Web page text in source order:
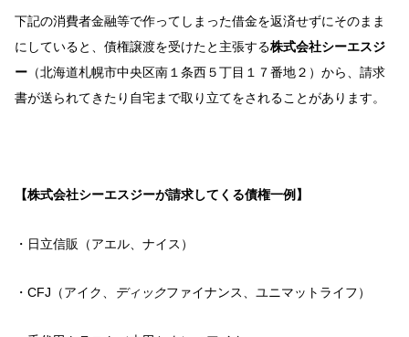
下記の消費者金融等で作ってしまった借金を返済せずにそのまま
にしていると、債権譲渡を受けたと主張する株式会社シーエスジ
ー （北海道札幌市中央区南１条西５丁目１７番地２）から、請求
書が送られてきたり自宅まで取り立てをされることがあります。
【株式会社シーエスジーが請求してくる債権一例】
・日立信販（アエル、ナイス）
・CFJ（アイク、 ディックファイナンス、ユニマットライフ）